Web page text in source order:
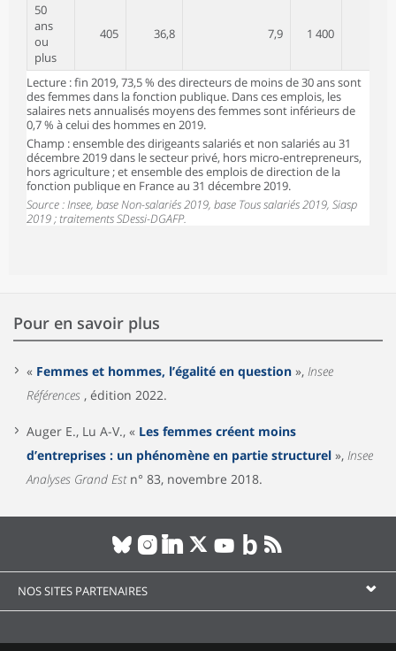
50
ans
ou
plus
405 36,8 7,9 1 400
Lecture : fin 2019, 73,5 % des directeurs de moins de 30 ans sont
des femmes dans la fonction publique. Dans ces emplois, les
salaires nets annualisés moyens des femmes sont inférieurs de
0,7 % à celui des hommes en 2019.
Champ : ensemble des dirigeants salariés et non salariés au 31
décembre 2019 dans le secteur privé, hors micro-entrepreneurs,
hors agriculture ; et ensemble des emplois de direction de la
fonction publique en France au 31 décembre 2019.
Source : Insee, base Non-salariés 2019, base Tous salariés 2019, Siasp
2019 ; traitements SDessi-DGAFP.
Pour en savoir plus
« Femmes et hommes, l’égalité en question », Insee
Références , édition 2022.
Auger E., Lu A-V., « Les femmes créent moins
d’entreprises : un phénomène en partie structurel », Insee
Analyses Grand Estn° 83, novembre 2018.
NOS SITES PARTENAIRES